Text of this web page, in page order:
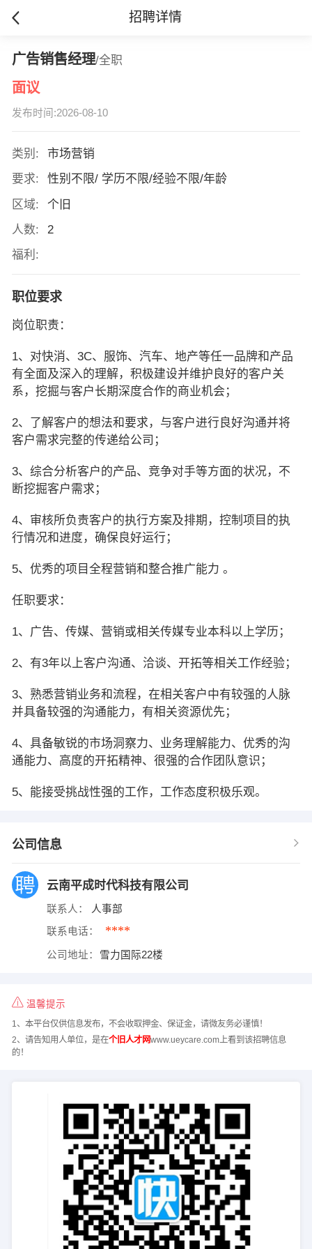
招聘详情
广告销售经理/全职
面议
发布时间:2026-08-10
类别:
市场营销
要求:
性别不限/ 学历不限/经验不限/年龄
区域:
个旧
人数:
2
福利:
职位要求
岗位职责：
1、对快消、3C、服饰、汽车、地产等任一品牌和产品
有全面及深入的理解，积极建设并维护良好的客户关
系，挖掘与客户长期深度合作的商业机会；
2、了解客户的想法和要求，与客户进行良好沟通并将
客户需求完整的传递给公司；
3、综合分析客户的产品、竞争对手等方面的状况，不
断挖掘客户需求；
4、审核所负责客户的执行方案及排期，控制项目的执
行情况和进度，确保良好运行；
5、优秀的项目全程营销和整合推广能力 。
任职要求：
1、广告、传媒、营销或相关传媒专业本科以上学历；
2、有3年以上客户沟通、洽谈、开拓等相关工作经验；
3、熟悉营销业务和流程，在相关客户中有较强的人脉
并具备较强的沟通能力，有相关资源优先；
4、具备敏锐的市场洞察力、业务理解能力、优秀的沟
通能力、高度的开拓精神、很强的合作团队意识；
5、能接受挑战性强的工作，工作态度积极乐观。
公司信息
云南平成时代科技有限公司
联系人： 人事部
联系电话： ****
公司地址： 雪力国际22楼
温馨提示
1、本平台仅供信息发布，不会收取押金、保证金，请微友务必谨慎！
2、请告知用人单位，是在个旧人才网www.ueycare.com上看到该招聘信息
的！